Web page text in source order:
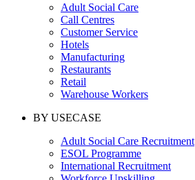
Adult Social Care
Call Centres
Customer Service
Hotels
Manufacturing
Restaurants
Retail
Warehouse Workers
BY USECASE
Adult Social Care Recruitment
ESOL Programme
International Recruitment